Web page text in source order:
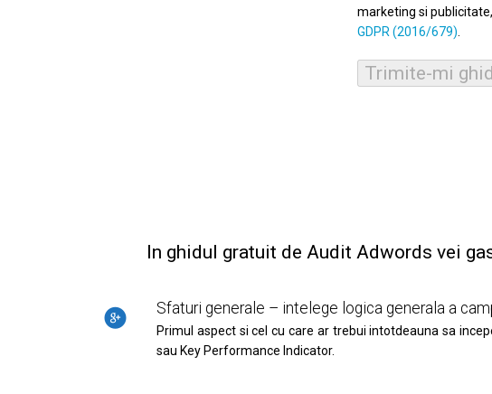
marketing si
GDPR (2016/679)
In ghidul gratuit de Audit Adwords vei
Sfaturi generale – intelege logica generala a
Primul aspect si cel cu care ar trebui intotdeauna sa
sau Key Performance Indicator.